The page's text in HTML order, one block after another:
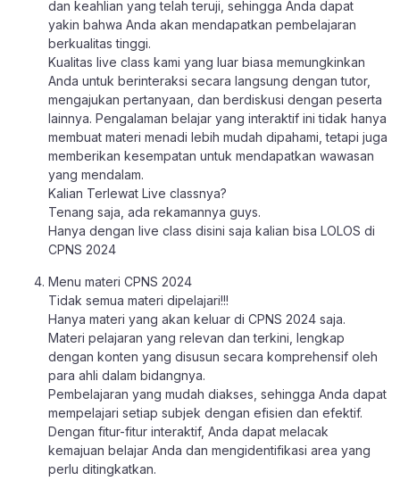
dan keahlian yang telah teruji, sehingga Anda dapat
yakin bahwa Anda akan mendapatkan pembelajaran
berkualitas tinggi.
Kualitas live class kami yang luar biasa memungkinkan
Anda untuk berinteraksi secara langsung dengan tutor,
mengajukan pertanyaan, dan berdiskusi dengan peserta
lainnya. Pengalaman belajar yang interaktif ini tidak hanya
membuat materi menadi lebih mudah dipahami, tetapi juga
memberikan kesempatan untuk mendapatkan wawasan
yang mendalam.
Kalian Terlewat Live classnya?
Tenang saja, ada rekamannya guys.
Hanya dengan live class disini saja kalian bisa LOLOS di
CPNS 2024
Menu materi CPNS 2024
Tidak semua materi dipelajari!!!
Hanya materi yang akan keluar di CPNS 2024 saja.
Materi pelajaran yang relevan dan terkini, lengkap
dengan konten yang disusun secara komprehensif oleh
para ahli dalam bidangnya.
Pembelajaran yang mudah diakses, sehingga Anda dapat
mempelajari setiap subjek dengan efisien dan efektif.
Dengan fitur-fitur interaktif, Anda dapat melacak
kemajuan belajar Anda dan mengidentifikasi area yang
perlu ditingkatkan.